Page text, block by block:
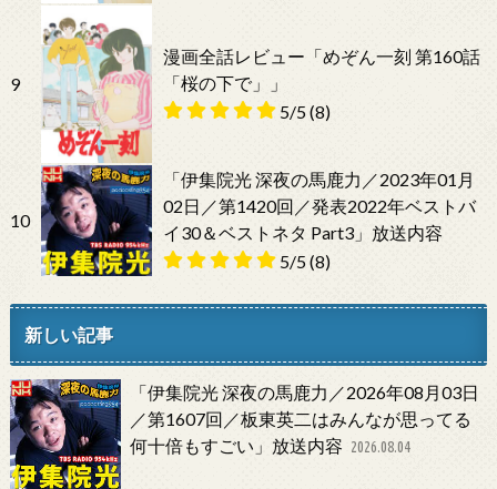
9
漫画全話レビュー「めぞん一刻 第160話
「桜の下で」」
5/5(8)
10
「伊集院光 深夜の馬鹿力／2023年01月
02日／第1420回／発表2022年ベストバ
イ30＆ベストネタ Part3」放送内容
5/5(8)
新しい記事
「伊集院光 深夜の馬鹿力／2026年08月03日
／第1607回／板東英二はみんなが思ってる
何十倍もすごい」放送内容 2026.08.04